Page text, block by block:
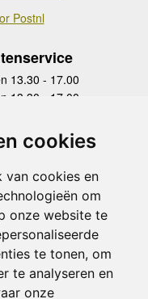
cookies
van cookies en
om
onze website te
te tonen, om
te analyseren en
onze
Postnl
13.30 - 17.00
13.30 - 17.00
13.30 - 17.00
13.30 - 17.00